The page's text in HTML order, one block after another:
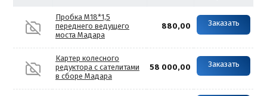
Пробка М18*1,5
переднего ведущего
моста Мадара
880,00 Заказать
Картер колесного
редуктора с сателитами
в сборе Мадара
58 000,00 Заказать